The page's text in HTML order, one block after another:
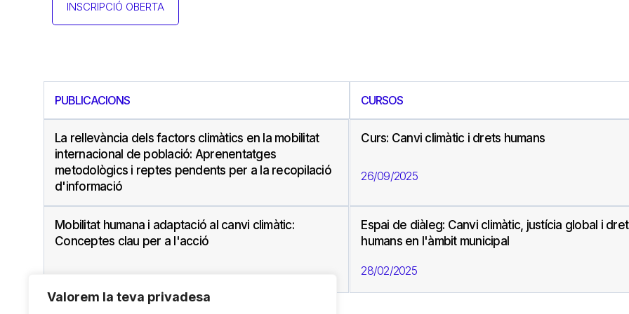
Valorem la teva privadesa
INSCRIPCIÓ OBERTA
PUBLICACIONS
La rellevància dels factors climàtics en la mobilitat
internacional de població: Aprenentatges
metodològics i reptes pendents per a la recopilació
d'informació
Mobilitat humana i adaptació al canvi climàtic:
Conceptes clau per a l'acció
CURSOS
Curs: Canvi climàtic i drets humans
26/09/2025
Espai de diàleg: Canvi climàtic, justícia global i
humans en l'àmbit municipal
28/02/2025